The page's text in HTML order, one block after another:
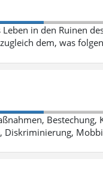
Leben in den Ruinen
dem, was
Diskriminierung,